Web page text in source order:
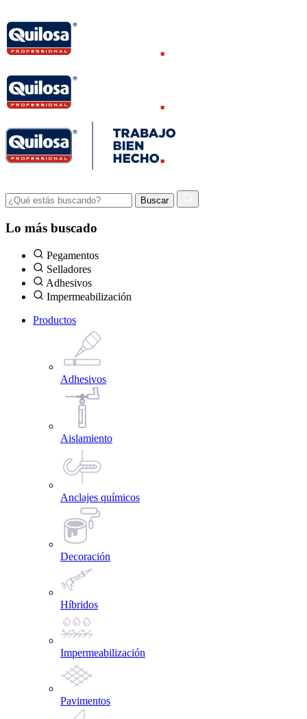
Lo más buscado
Pegamentos
Selladores
Adhesivos
Impermeabilización
Productos
Adhesivos
Aislamiento
Anclajes químicos
Decoración
Híbridos
Impermeabilización
Pavimentos